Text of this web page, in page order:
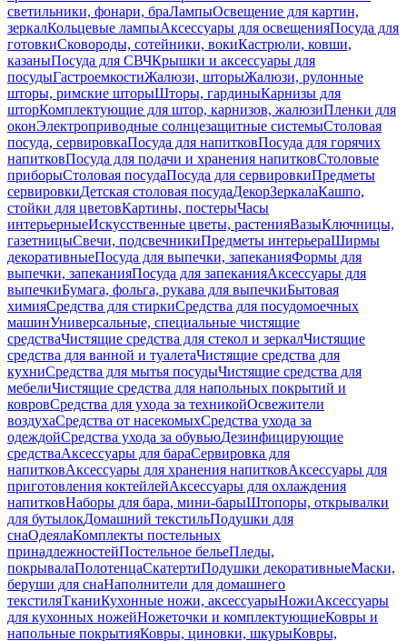
светильники, фонари, браЛампыОсвещение для картин,
зеркалКольцевые лампыАксессуары для освещенияПосуда для
готовкиСковороды, сотейники, вокиКастрюли, ковши,
казаныПосуда для СВЧКрышки и аксессуары для
посудыГастроемкостиЖалюзи, шторыЖалюзи, рулонные
шторы, римские шторыШторы, гардиныКарнизы для
шторКомплектующие для штор, карнизов, жалюзиПленки для
оконЭлектроприводные солнцезащитные системыСтоловая
посуда, сервировкаПосуда для напитковПосуда для горячих
напитковПосуда для подачи и хранения напитковСтоловые
приборыСтоловая посудаПосуда для сервировкиПредметы
сервировкиДетская столовая посудаДекорЗеркалаКашпо,
стойки для цветовКартины, постерыЧасы
интерьерныеИскусственные цветы, растенияВазыКлючницы,
газетницыСвечи, подсвечникиПредметы интерьераШирмы
декоративныеПосуда для выпечки, запеканияФормы для
выпечки, запеканияПосуда для запеканияАксессуары для
выпечкиБумага, фольга, рукава для выпечкиБытовая
химияСредства для стиркиСредства для посудомоечных
машинУниверсальные, специальные чистящие
средстваЧистящие средства для стекол и зеркалЧистящие
средства для ванной и туалетаЧистящие средства для
кухниСредства для мытья посудыЧистящие средства для
мебелиЧистящие средства для напольных покрытий и
ковровСредства для ухода за техникойОсвежители
воздухаСредства от насекомыхСредства ухода за
одеждойСредства ухода за обувьюДезинфицирующие
средстваАксессуары для бараСервировка для
напитковАксессуары для хранения напитковАксессуары для
приготовления коктейлейАксессуары для охлаждения
напитковНаборы для бара, мини-барыШтопоры, открывалки
для бутылокДомашний текстильПодушки для
снаОдеялаКомплекты постельных
принадлежностейПостельное бельеПледы,
покрывалаПолотенцаСкатертиПодушки декоративныеМаски,
беруши для снаНаполнители для домашнего
текстиляТканиКухонные ножи, аксессуарыНожиАксессуары
для кухонных ножейНожеточки и комплектующиеКовры и
напольные покрытияКовры, циновки, шкурыКовры,